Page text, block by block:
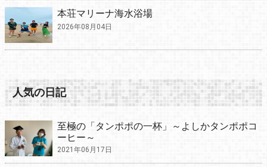
本荘マリーナ海水浴場
2026年08月04日
人気の日記
至極の「タンポポの一杯」～よしかタンポポコ
ーヒー～
2021年06月17日